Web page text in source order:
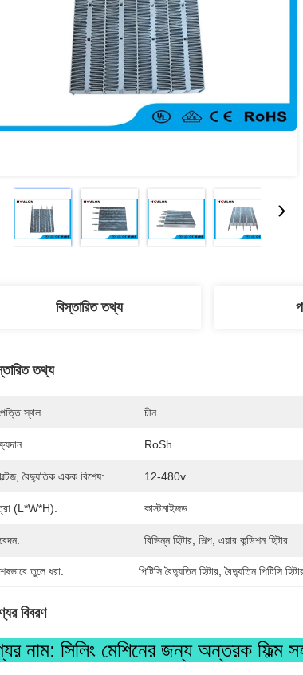
বিস্তারিত তথ্য
তথ্য
স্থল চীন
RoSh
বৈদ্যুতিক একক বিশেষ: 12-480v
(l*w*h): কাস্টমাইজড
বিভিন্ন হিটার, শিল্প, এয়ার কন্ডিশন হিটার
তুলে ধরা: পিটিসি বৈদ্যুতিন হিটার , বৈদ্যুতিন পিটিসি
বিবরণ
নাম: সিলিং মেশিনের জন্য অন্তরক ফিল্ম